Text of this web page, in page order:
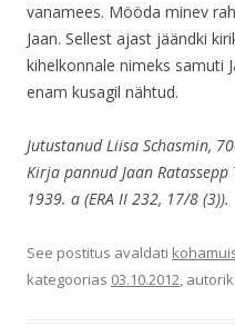
vanamees. Mööda minev
Jaan. Sellest ajast jäändki
kihelkonnale nimeks samuti
enam kusagil nähtud.
Jutustanud Liisa Schasmin,
Kirja pannud Jaan
1939. a (ERA II 232, 17/8 (3)).
See postitus avaldati
kategoorias 03.10.2012,